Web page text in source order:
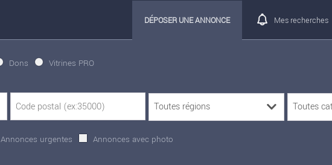
DÉPOSER UNE ANNONCE Mes recherches
Dons Vitrines PRO
Annonces urgentes Annonces avec photo